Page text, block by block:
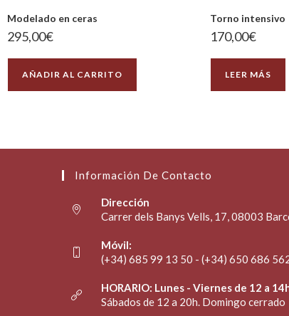
Modelado en ceras
295,00€
AÑADIR AL CARRITO
Torno intensivo
170,00€
LEER MÁS
Información De Contacto
Dirección
Carrer dels Banys Vells, 17, 08003
Móvil:
(+34) 685 99 13 50 - (+34) 650 686
HORARIO: Lunes - Viernes de 12 a
Sábados de 12 a 20h. Domingo cerrado